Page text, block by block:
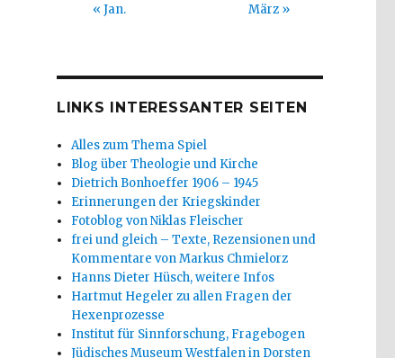
« Jan. März »
LINKS INTERESSANTER SEITEN
Alles zum Thema Spiel
Blog über Theologie und Kirche
Dietrich Bonhoeffer 1906 – 1945
Erinnerungen der Kriegskinder
Fotoblog von Niklas Fleischer
frei und gleich – Texte, Rezensionen und
Kommentare von Markus Chmielorz
Hanns Dieter Hüsch, weitere Infos
Hartmut Hegeler zu allen Fragen der
Hexenprozesse
Institut für Sinnforschung, Fragebogen
Jüdisches Museum Westfalen in Dorsten